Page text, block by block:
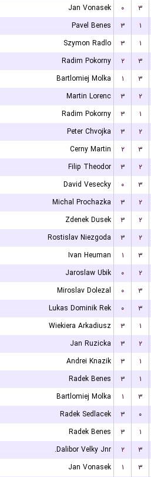
Jan Vonasek
۰ ۳
Pavel Benes
۳ ۱
Szymon Radlo
۳ ۱
Radim Pokorny
۲ ۳
Bartlomiej Molka
۱ ۳
Martin Lorenc
۳ ۲
Radim Pokorny
۳ ۱
Peter Chvojka
۳ ۲
Cerny Martin
۲ ۳
Filip Theodor
۳ ۲
David Vesecky
۰ ۳
Michal Prochazka
۳ ۲
Zdenek Dusek
۳ ۲
Rostislav Niezgoda
۳ ۲
Ivan Heuman
۱ ۳
Jaroslaw Ubik
۰ ۲
Miroslav Dolezal
۰ ۳
Lukas Dominik Rek
۰ ۳
Wiekiera Arkadiusz
۳ ۱
Jan Ruzicka
۳ ۲
Andrei Knazik
۳ ۱
Radek Benes
۳ ۱
Bartlomiej Molka
۱ ۳
Radek Sedlacek
۳ ۰
Radek Benes
۳ ۱
Dalibor Velky Jnr.
۲ ۳
Jan Vonasek
۱ ۳